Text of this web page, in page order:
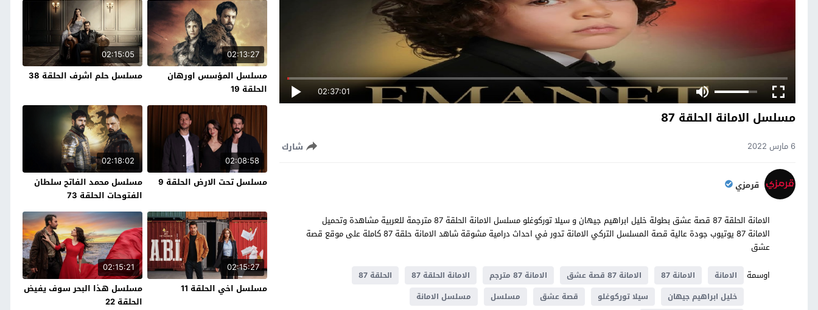
02:37:01
مسلسل الامانة الحلقة 87
6 مارس 2022 شارك
قرمزي
الامانة الحلقة 87 قصة عشق بطولة خليل ابراهيم جيهان و سيلا توركوغلو مسلسل الامانة الحلقة 87 مترجمة للعربية مشاهدة وتحميل
الامانة 87 يوتيوب جودة عالية قصة المسلسل التركي الامانة تدور في احداث ​​درامية مشوقة شاهد الامانة حلقة 87 كاملة على موقع قصة
عشق
اوسمة
الامانة الامانة 87 الامانة 87 قصة عشق الامانة 87 مترجم الامانة الحلقة 87
الحلقة 87
خليل ابراهيم جيهان
سيلا توركوغلو قصة عشق مسلسل
مسلسل الامانة
02:13:27
مسلسل المؤسس اورهان
الحلقة 19
02:15:05
مسلسل حلم اشرف الحلقة 38
02:08:58
مسلسل تحت الارض الحلقة 9
02:18:02
مسلسل محمد الفاتح سلطان
الفتوحات الحلقة 73
02:15:27
مسلسل اخي الحلقة 11
02:15:21
مسلسل هذا البحر سوف يفيض
الحلقة 22